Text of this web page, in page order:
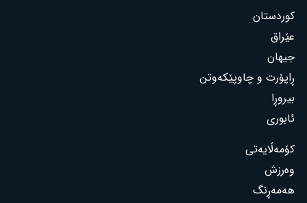
کوردستان
عێراق
جیهان
ڕاپۆرت و چاوپێکەوتن
بیروڕا
ئابوری
کۆمەڵایەتی
وەرزش
هەمەڕنگ